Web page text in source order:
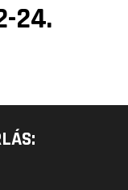
24.